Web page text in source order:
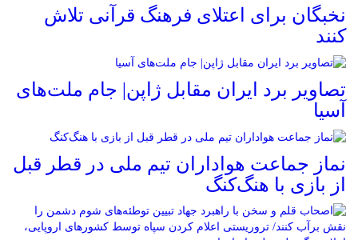
نخبگان برای اعتلای فرهنگ قرآنی تلاش
کنند
تصاویر برد ایران مقابل ژاپن| جام ملت‌های
آسیا
نماز جماعت هواداران تیم ملی در قطر قبل
از بازی با هنگ‌کنگ